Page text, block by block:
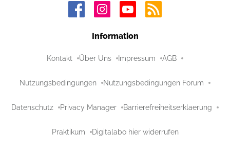
Information
Kontakt Über Uns Impressum AGB
Nutzungsbedingungen Nutzungsbedingungen Forum
Datenschutz Privacy Manager Barrierefreiheitserklaerung
Praktikum Digitalabo hier widerrufen